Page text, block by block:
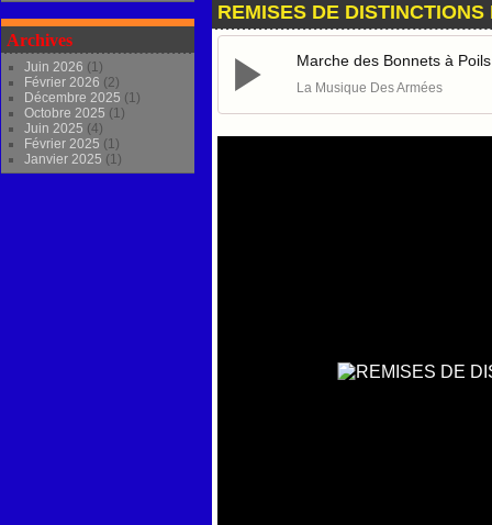
Archives
Juin 2026 (1)
Février 2026 (2)
Décembre 2025 (1)
Octobre 2025 (1)
Juin 2025 (4)
Février 2025 (1)
Janvier 2025 (1)
REMISES DE
Marche des Bonnets à Poils
La Musique Des Armées